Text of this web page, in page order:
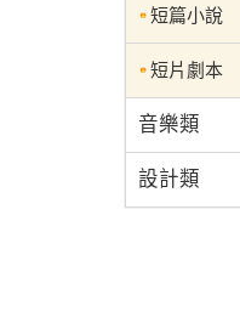
短篇小說
短片劇本
音樂類
設計類